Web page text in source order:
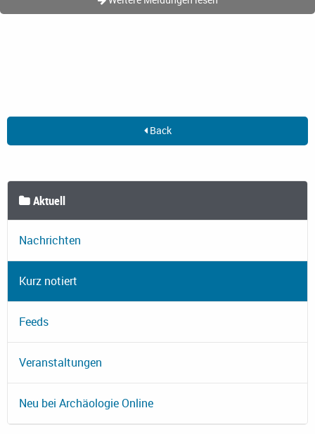
Back
Aktuell
Nachrichten
Kurz notiert
Feeds
Veranstaltungen
Neu bei Archäologie Online